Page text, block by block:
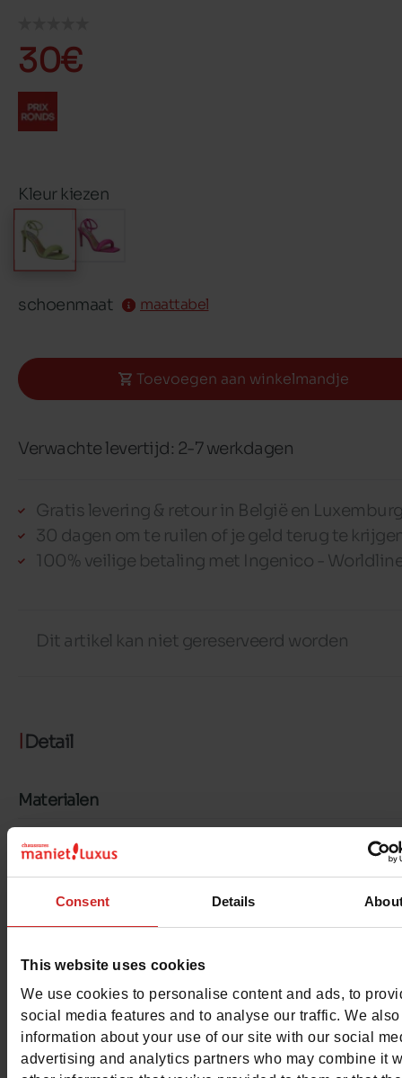
Consent Details
This website uses cookies
We use cookies to personalise content and ads, to
social media features and to analyse our traffic. We
information about your use of our site with our social
advertising and analytics partners who may combine it
30€
Kleur kiezen
schoenmaat maattabel
Toevoegen aan winkelmandje
Verwachte levertijd: 2-7 werkdagen
Gratis levering & retour in België en
30 dagen om te ruilen of je geld terug te
100% veilige betaling met Ingenico -
Dit artikel kan niet gereserveerd worden
Detail
Materialen
Materiaal
Voering LK LEER
Binnenzool LK LEER
Zool
Kenmerken
Color GROEN